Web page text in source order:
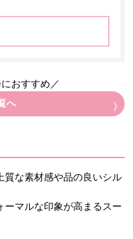
おすすめ／
へ
質な素材感や品の良いシル
ーマルな印象が高まるスー